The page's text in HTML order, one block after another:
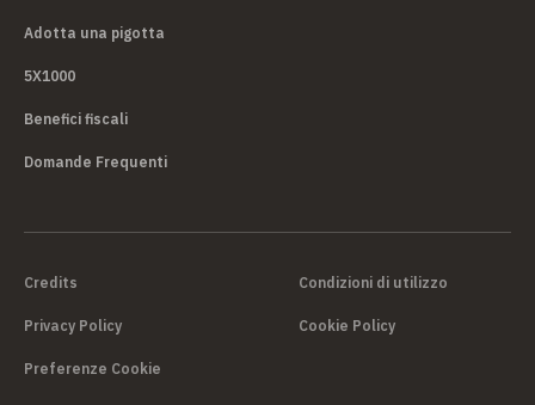
Adotta una pigotta
5X1000
Benefici fiscali
Domande Frequenti
Credits Condizioni di utilizzo
Privacy Policy Cookie Policy
Preferenze Cookie